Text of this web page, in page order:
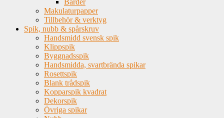
Bårder
Makulaturpapper
Tillbehör & verktyg
Spik, nubb & spårskruv
Handsmidd svensk spik
Klippspik
Byggnadsspik
Handsmidda, svartbrända spikar
Rosettspik
Blank trådspik
Kopparspik kvadrat
Dekorspik
Övriga spikar